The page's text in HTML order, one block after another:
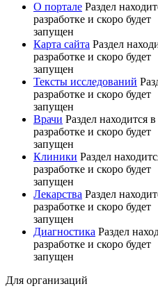
О портале Раздел
разработке и скоро будет
запущен
Карта сайта Раздел
разработке и скоро будет
запущен
Тексты исследований
разработке и скоро будет
запущен
Врачи Раздел находится в
разработке и скоро будет
запущен
Клиники Раздел
разработке и скоро будет
запущен
Лекарства Раздел
разработке и скоро будет
запущен
Диагностика Раздел
разработке и скоро будет
запущен
Для организаций